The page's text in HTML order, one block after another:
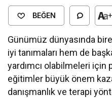
BEĞEN +
Günümüz dünyasında
iyi tanımaları hem de
yardımcı olabilmeleri için
eğitimler büyük önem
danışmanlık ve terapi